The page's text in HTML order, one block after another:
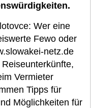
Wer eine
Fewo oder
netz.de
Vermieter
Tipps für
Möglichkeiten für